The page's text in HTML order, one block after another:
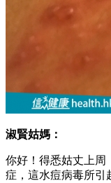
淑賢姑媽：
你好！得悉姑丈上周
症，這水痘病毒所引